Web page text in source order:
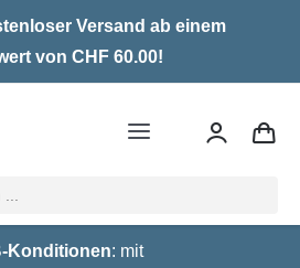
Versand ab einem
von CHF 60.00!
Toggle
Konditionen: mit